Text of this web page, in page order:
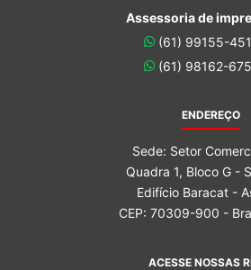
Assessoria de
(61) 99155-
(61) 98162-
ENDEREÇO
Sede: Setor
Quadra 1, Bloco G -
Edifício Baracat -
CEP: 70309-900 -
ACESSE NOSSAS